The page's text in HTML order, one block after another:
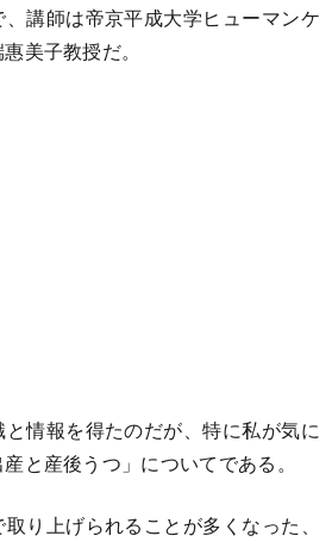
講師は帝京平成大学ヒューマンケ
美子教授だ。
情報を得たのだが、特に私が気に
と産後うつ」についてである。
り上げられることが多くなった、